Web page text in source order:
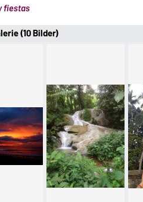
fiestas
(10 Bilder)